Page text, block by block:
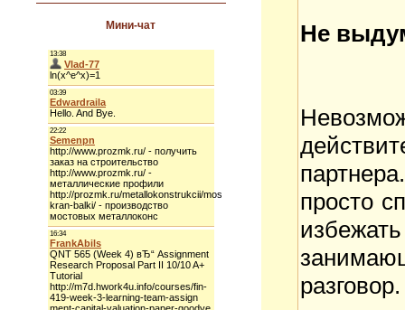
Мини-чат Не
просто
разговор.